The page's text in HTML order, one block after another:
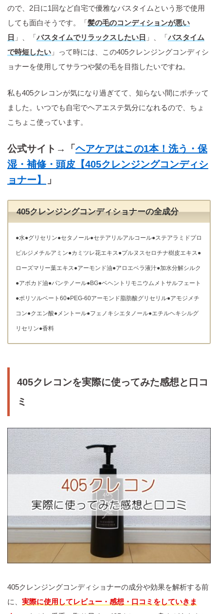
ので、2日に1回など自宅で優雅なバスタイムという形で使用
しても面白そうです。「髪の毛のコンディションが悪い
日 」、「バスタイムでリラックスしたい日 」、「バスタイム
で時短したい 」って時には、この405クレンジングコンディシ
ョナーを使用してサラつや髪の毛を目指したいですね。
私も405クレコンが気になり過ぎてて、知らない間にポチッて
ました。いつでも自宅でヘアエステ気分になれるので、ちょ
こちょこ使っています。
公式サイト→「 ヘアケアはこの1本！洗う・保
湿・補修・頭皮【405クレンジングコンディシ
ョナー】
」
405クレンジングコンディショナーの全成分
●水●グリセリン●セタノール●セテアリルアルコール●ステアラミドプロ
ピルジメチルアミン●カミツレ花エキス●プルヌスセロチナ樹皮エキス●
ローズマリー葉エキス●アーモンド油●アロエベラ液汁●加水分解シルク
●アボカド油●パンテノール●BG●ベヘントリモニウムメトサルフェート
●ポリソルベート60●PEG-60アーモンド脂肪酸グリセリル●アモジメチ
コン●クエン酸●メントール●フェノキシエタノール●エチルヘキシルグ
リセリン●香料
405クレコンを実際に使ってみた感想と口コ
ミ
405クレンジングコンディショナーの成分や効果を解析する前
に、 実際に使用してレビュー・感想・口コミをしていきま